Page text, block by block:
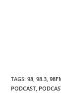
TAGS:98 98.3
PODCAST